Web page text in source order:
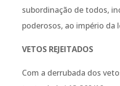
subordinação de todos,
poderosos, ao império da
VETOS REJEITADOS
Com a derrubada dos